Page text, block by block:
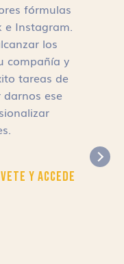
fórmulas
e Instagram.
los
compañía y
tareas de
ese
y Accede